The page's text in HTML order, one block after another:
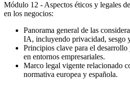
Módulo 12 - Aspectos éticos y legales
en los negocios:
Panorama general de las
IA, incluyendo privacidad, sesgo
Principios clave para el
en entornos empresariales.
Marco legal vigente relacionado
normativa europea y española.